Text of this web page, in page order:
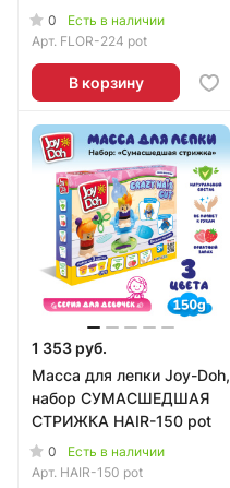
0
Есть в наличии
Арт. FLOR-224 pot
В корзину
1 353 руб.
Масса для лепки Joy-Doh,
набор СУМАСШЕДШАЯ
СТРИЖКА HAIR-150 pot
0
Есть в наличии
Арт. HAIR-150 pot